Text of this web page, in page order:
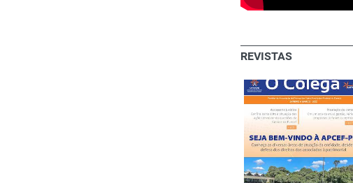
REVISTAS